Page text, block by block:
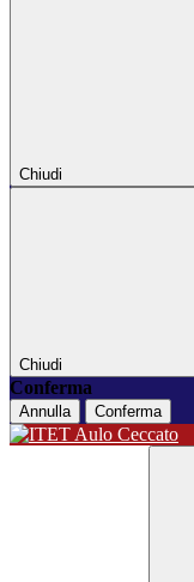
Chiudi
Chiudi
Conferma
Annulla Conferma